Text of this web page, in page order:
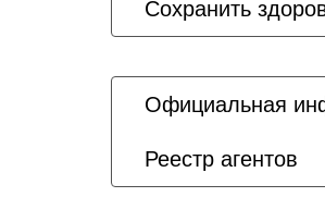
Сохранить
Официальная
Реестр агентов